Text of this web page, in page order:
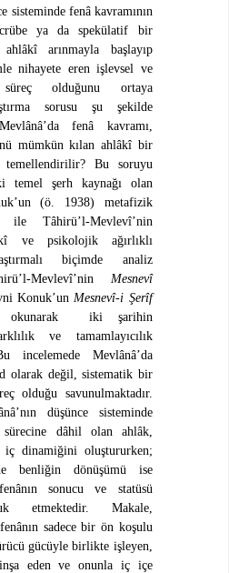
sisteminde fenâ kavramının
ya da spekülatif bir
arınmayla başlayıp
nihayete eren işlevsel ve
olduğunu ortaya
sorusu şu şekilde
fenâ kavramı,
mümkün kılan ahlâkî bir
temellendirilir? Bu soruyu
temel şerh kaynağı olan
(ö. 1938) metafizik
ile Tâhirü’l-Mevlevî’nin
ve psikolojik ağırlıklı
biçimde analiz
Mevlevî’nin Mesnevî
Konuk’un Mesnevî-i Şerîf
okunarak iki şarihin
ve tamamlayıcılık
incelemede Mevlânâ’da
olarak değil, sistematik bir
olduğu savunulmaktadır.
düşünce sisteminde
dâhil olan ahlâk,
iç dinamiğini oluştururken;
benliğin dönüşümü ise
sonucu ve statüsü
etmektedir. Makale,
sadece bir ön koşulu
gücüyle birlikte işleyen,
eden ve onunla iç içe